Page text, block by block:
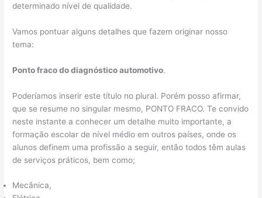
determinado nível de qualidade.
Vamos pontuar alguns detalhes que fazem originar nosso
tema:
Ponto fraco do diagnóstico automotivo.
Poderíamos inserir este título no plural. Porém posso afirmar,
que se resume no singular mesmo, PONTO FRACO. Te convido
neste instante a conhecer um detalhe muito importante, a
formação escolar de nível médio em outros países, onde os
alunos definem uma profissão a seguir, então todos têm aulas
de serviços práticos, bem como;
Mecânica,